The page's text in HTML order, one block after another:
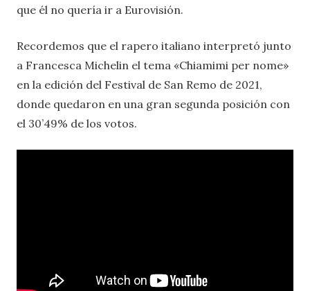
que él no quería ir a Eurovisión.
Recordemos que el rapero italiano interpretó junto
a Francesca Michelin el tema «Chiamimi per nome»
en la edición del Festival de San Remo de 2021,
donde quedaron en una gran segunda posición con
el 30’49% de los votos.